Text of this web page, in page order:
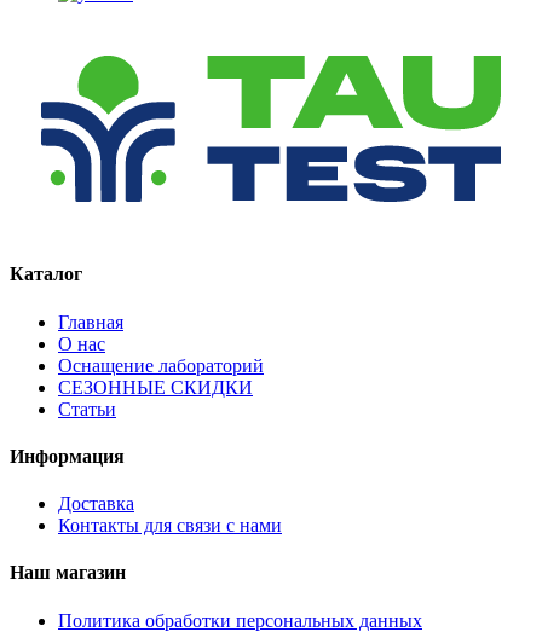
Каталог
Главная
О нас
Оснащение лабораторий
СЕЗОННЫЕ СКИДКИ
Статьи
Информация
Доставка
Контакты для связи с нами
Наш магазин
Политика обработки персональных данных